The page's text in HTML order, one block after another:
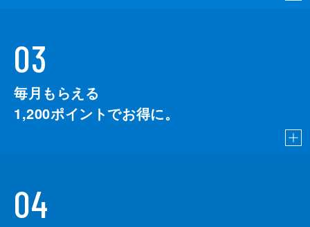
03
毎月もらえる
1,200ポイントでお得に。
04